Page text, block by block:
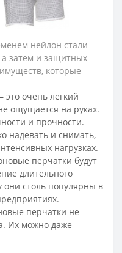
нейлон стали
затем и защитных
которые
очень легкий
ощущается на руках.
и прочности.
надевать и снимать,
нагрузках.
перчатки будут
длительного
столь популярны в
перчатки не
Их можно даже